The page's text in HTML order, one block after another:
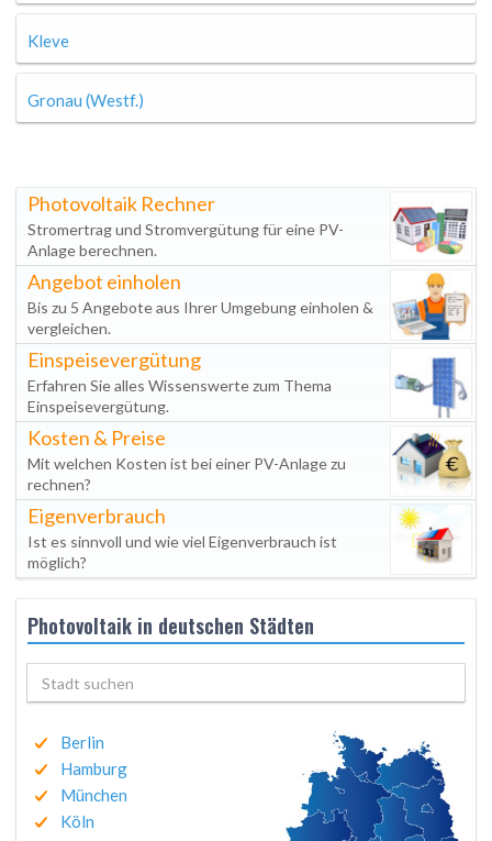
Kleve
Gronau (Westf.)
Photovoltaik Rechner
Stromertrag und Stromvergütung für eine PV-
Anlage berechnen.
Angebot einholen
Bis zu 5 Angebote aus Ihrer Umgebung einholen &
vergleichen.
Einspeisevergütung
Erfahren Sie alles Wissenswerte zum Thema
Einspeisevergütung.
Kosten & Preise
Mit welchen Kosten ist bei einer PV-Anlage zu
rechnen?
Eigenverbrauch
Ist es sinnvoll und wie viel Eigenverbrauch ist
möglich?
Photovoltaik in deutschen Städten
Berlin
Hamburg
München
Köln